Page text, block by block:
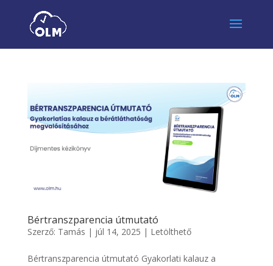
Bértranszparencia útmutató
Szerző: Tamás | júl 14, 2025 | Letölthető
Bértranszparencia útmutató Gyakorlati kalauz a